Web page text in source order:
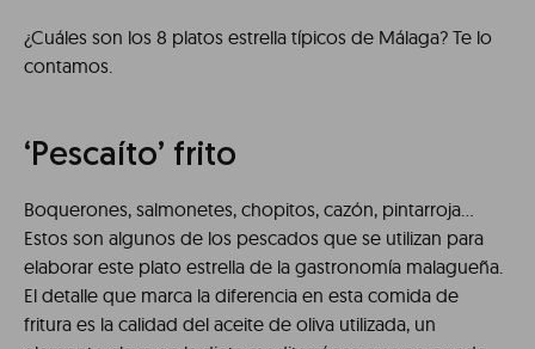
¿Cuáles son los 8 platos estrella típicos de Málaga? Te lo
contamos.
‘Pescaíto’ frito
Boquerones, salmonetes, chopitos, cazón, pintarroja…
Estos son algunos de los pescados que se utilizan para
elaborar este plato estrella de la gastronomía malagueña.
El detalle que marca la diferencia en esta comida de
fritura es la calidad del aceite de oliva utilizada, un